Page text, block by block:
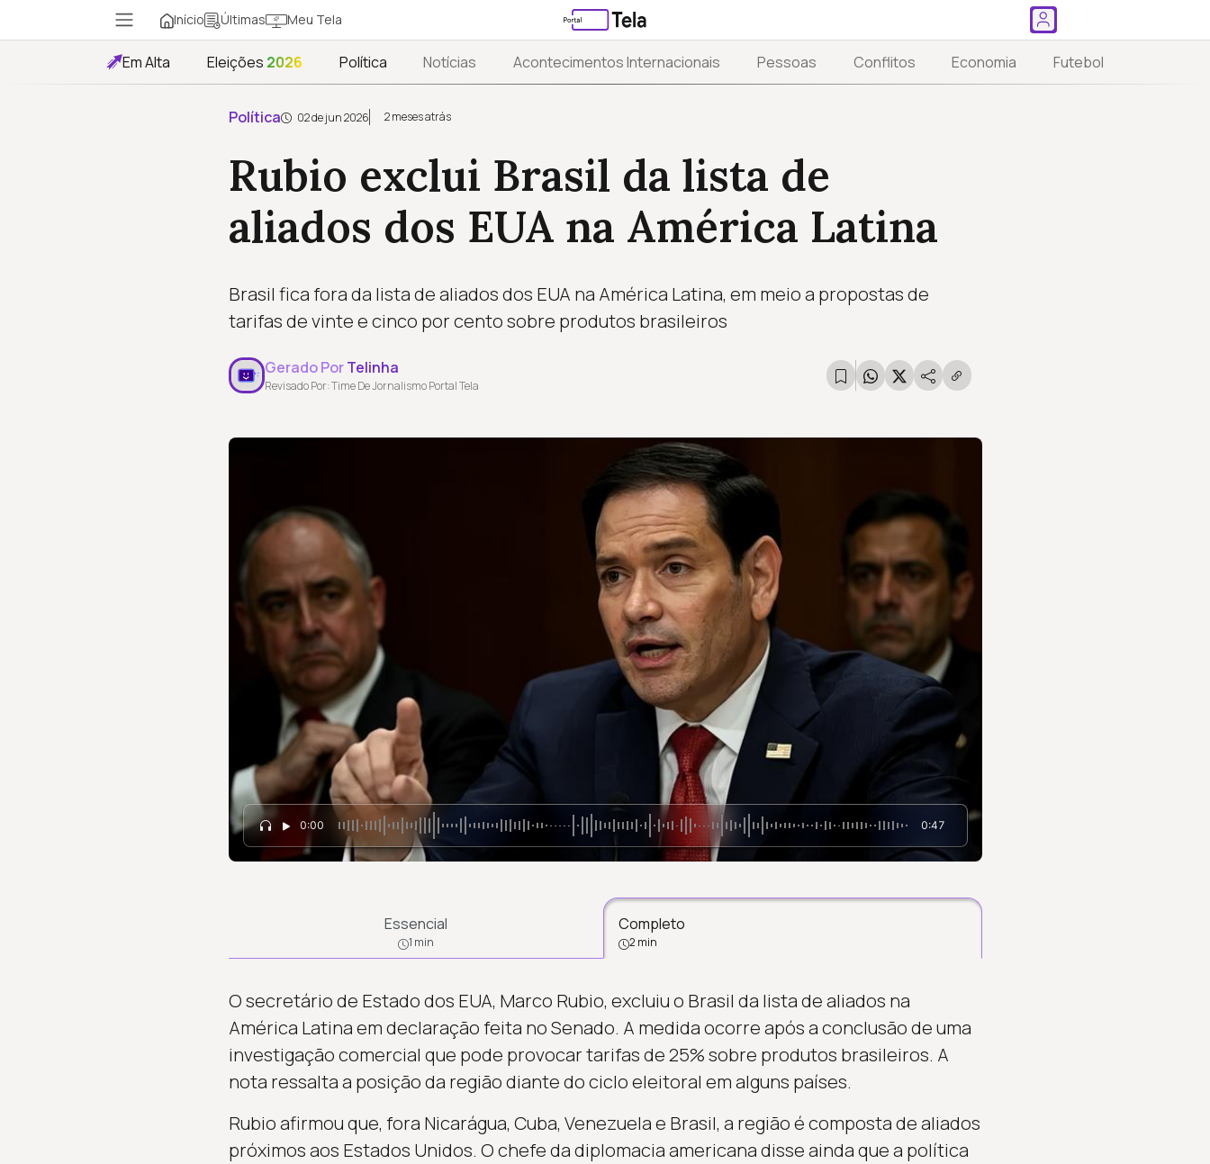
Início Últimas Meu Tela
Em Alta Eleições 2026 Política Notícias Acontecimentos Internacionais Pessoas Conflitos Economia Futebol
Política 02 de jun 2026 2 meses atrás
Rubio exclui Brasil da lista de
aliados dos EUA na América Latina
Brasil fica fora da lista de aliados dos EUA na América Latina, em meio a propostas de
tarifas de vinte e cinco por cento sobre produtos brasileiros
Gerado PorTelinha
Revisado Por: Time De Jornalismo Portal Tela
0:00 0:47
Essencial
1 min
Completo
2 min
O secretário de Estado dos EUA, Marco Rubio, excluiu o Brasil da lista de aliados na
América Latina em declaração feita no Senado. A medida ocorre após a conclusão de uma
investigação comercial que pode provocar tarifas de 25% sobre produtos brasileiros. A
nota ressalta a posição da região diante do ciclo eleitoral em alguns países.
Rubio afirmou que, fora Nicarágua, Cuba, Venezuela e Brasil, a região é composta de aliados
próximos aos Estados Unidos. O chefe da diplomacia americana disse ainda que a política